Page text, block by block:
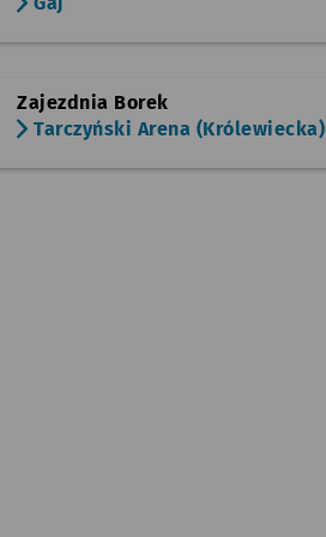
Zajezdnia Borek
Tarczyński Arena (Królewiecka)